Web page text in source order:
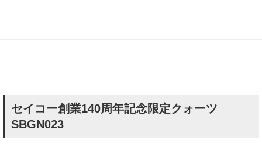
セイコー創業140周年記念限定クォーツ
SBGN023